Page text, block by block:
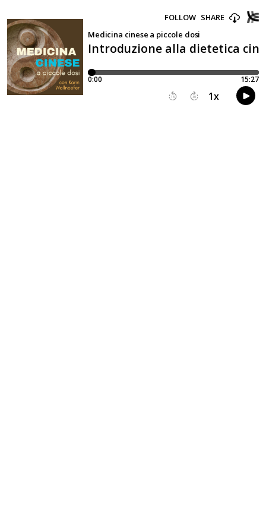
Introduzione alla dietetica
Medicina cinese a piccole dosi
FOLLOW SHARE
0:00 15:27
15 30 1x